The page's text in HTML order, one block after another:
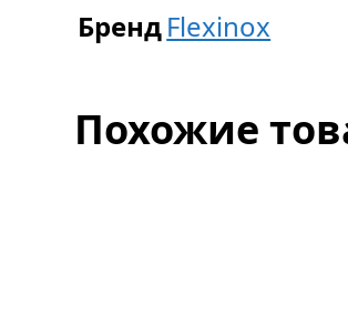
БрендFlexinox
Похожие